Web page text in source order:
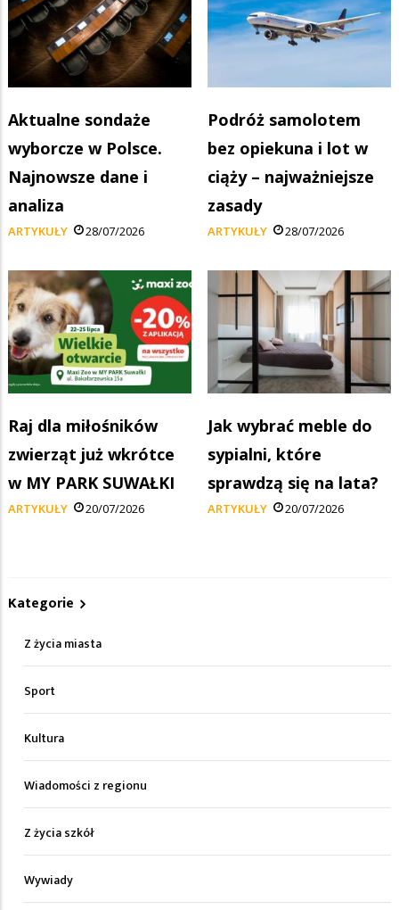
Aktualne sondaże
wyborcze w Polsce.
Najnowsze dane i
analiza
ARTYKUŁY 28/07/2026
Podróż samolotem
bez opiekuna i lot w
ciąży – najważniejsze
zasady
ARTYKUŁY 28/07/2026
Raj dla miłośników
zwierząt już wkrótce
w MY PARK SUWAŁKI
ARTYKUŁY 20/07/2026
Jak wybrać meble do
sypialni, które
sprawdzą się na lata?
ARTYKUŁY 20/07/2026
Kategorie
Z życia miasta
Sport
Kultura
Wiadomości z regionu
Z życia szkół
Wywiady